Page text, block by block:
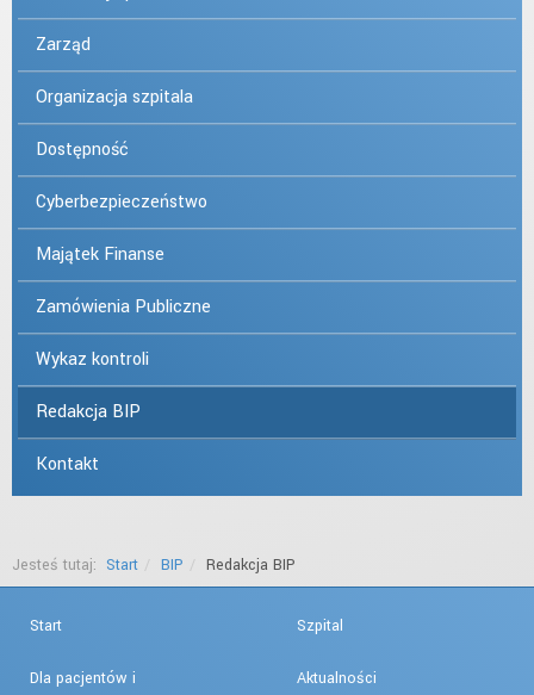
Zarząd
Organizacja szpitala
Dostępność
Cyberbezpieczeństwo
Majątek Finanse
Zamówienia Publiczne
Wykaz kontroli
Redakcja BIP
Kontakt
Jesteś tutaj: Start BIP Redakcja BIP
Start
Dla pacjentów i
Szpital
Aktualności